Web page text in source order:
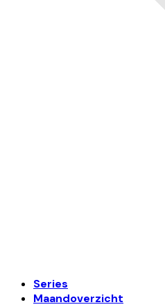
Series
Maandoverzicht